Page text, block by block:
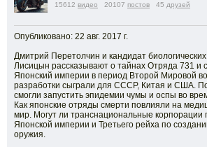
15612 видео 20107 постов 45 друзей
Опубликовано: 22 авг. 2017 г.
Дмитрий Перетолчин и кандидат
Лисицын рассказывают о тайнах Отряда 731 и
Японский империи в период Второй Мировой
разработки сыграли для СССР, Китая и США.
смогли запустить эпидемии чумы и оспы во
Как японские отряды смерти повлияли на
мир. Могут ли транснациональные корпорации
Японской империи и Третьего рейха по
оружия.